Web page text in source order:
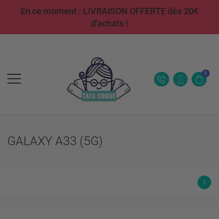
En ce moment : LIVRAISON OFFERTE dès 20€
d'achats !
0
GALAXY A33 (5G)
1